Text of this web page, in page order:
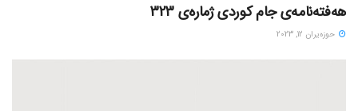
هەفتەنامەی جام کوردی ژمارەی 323
حوزه‌یران 12, 2023